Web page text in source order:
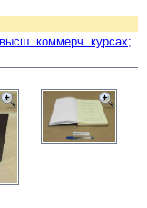
коммерч. курсах;